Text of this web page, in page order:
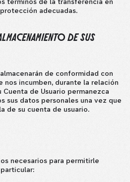
términos de la transferencia en
adecuadas.
DE SUS
de conformidad con
nos incumben, durante la relación
de Usuario permanezca
sus datos personales una vez que
de su cuenta de usuario.
necesarios para permitirle